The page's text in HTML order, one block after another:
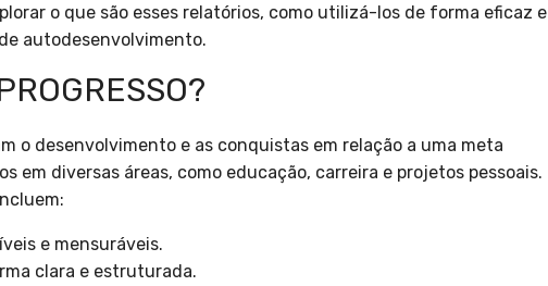
o que são esses relatórios, como utilizá-los de forma eficaz e
autodesenvolvimento.
o desenvolvimento e as conquistas em relação a uma meta
em diversas áreas, como educação, carreira e projetos pessoais.
e mensuráveis.
clara e estruturada.